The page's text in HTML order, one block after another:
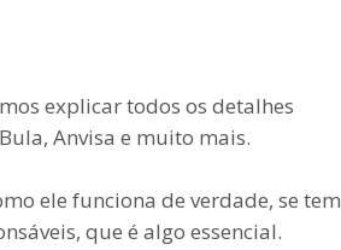
explicar todos os detalhes
Anvisa e muito mais.
ele funciona de verdade, se tem
que é algo essencial.